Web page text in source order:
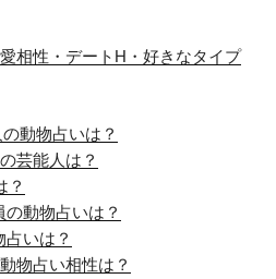
相性・デートH・好きなタイプ
動物占いは？
芸能人は？
？
動物占いは？
いは？
物占い相性は？